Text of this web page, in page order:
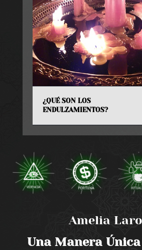
¿QUÉ SON LOS
ENDULZAMIENTOS?
Amelia
Una Manera